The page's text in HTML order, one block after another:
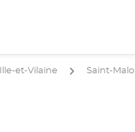
Ille-et-Vilaine arrow Saint-Malo